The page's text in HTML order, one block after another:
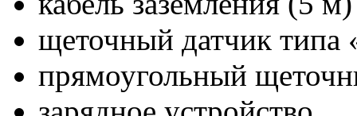
щеточный датчик типа
прямоугольный